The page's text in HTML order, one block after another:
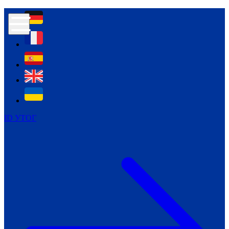
ID УТОГ
Контур психологічної безпеки глухих
Всеукраїнський пісенний
челендж «Україно, ти є!»
Молодіжний челендж «Жестова
мова для мене – це…»
Репортажі спеціальних та
інклюзивних начальних закладів